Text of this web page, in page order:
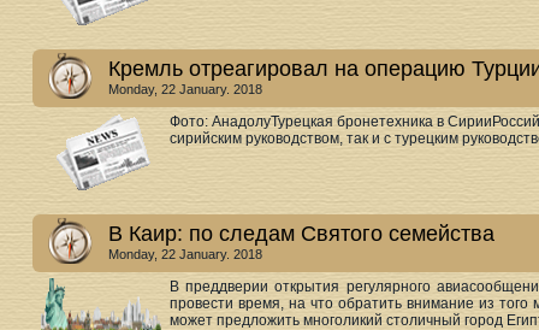
Кремль отреагировал на операцию
Monday, 22 January. 2018
Фото: АнадолуТурецкая бронетехника в
сирийским руководством, так и с турецким
В Каир: по следам Святого семейства
Monday, 22 January. 2018
В преддверии открытия регулярного
провести время, на что обратить внимание из
может предложить многоликий столичный город